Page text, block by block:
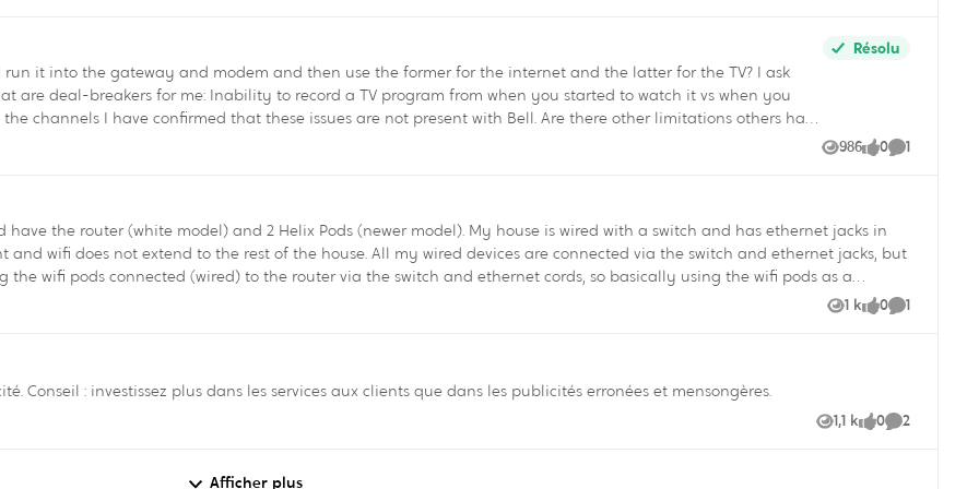
it into the gateway and modem and then use the former for the internet and the latter for the TV? I ask
from when you started to watch it vs when you
Résolu
986
Vues 0
like 1
the house. All my wired devices are connected via the switch and ethernet jacks, but
wifi pods connected (wired) to the router via the switch and ethernet cords, so basically using the wifi pods as a
to the wifi network automatically, without switching names etc. Do wireless access points require a different name and
the way, for me to put enough helix pods to reach the
them so that's not ideal)
1 k
Vues 0
like 1
Conseil : investissez plus dans les services aux clients que dans les publicités erronées et mensongères.
1,1 k
Vues 0
like 2
Afficher plus